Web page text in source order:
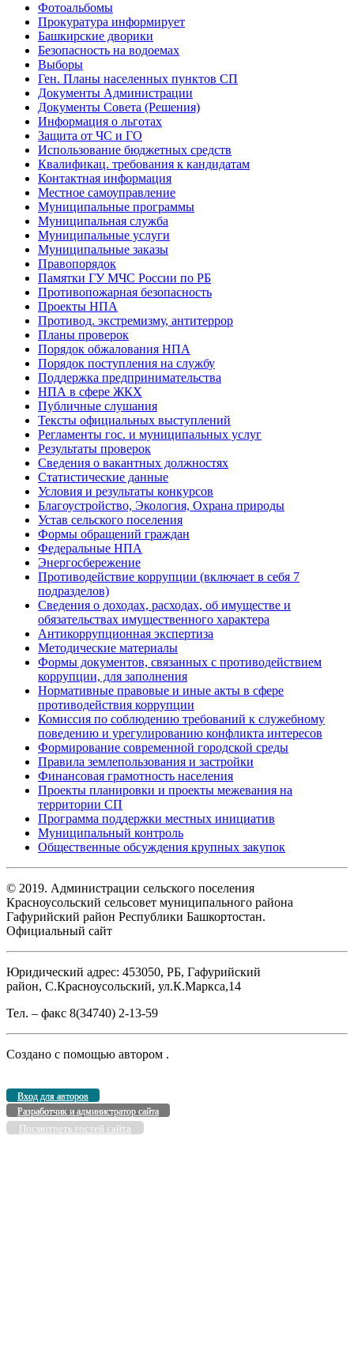
Фотоальбомы
Прокуратура информирует
Башкирские дворики
Безопасность на водоемах
Выборы
Ген. Планы населенных пунктов СП
Документы Администрации
Документы Совета (Решения)
Информация о льготах
Защита от ЧС и ГО
Использование бюджетных средств
Квалификац. требования к кандидатам
Контактная информация
Местное самоуправление
Муниципальные программы
Муниципальная служба
Муниципальные услуги
Муниципальные заказы
Правопорядок
Памятки ГУ МЧС России по РБ
Противопожарная безопасность
Проекты НПА
Противод. экстремизму, антитеррор
Планы проверок
Порядок обжалования НПА
Порядок поступления на службу
Поддержка предпринимательства
НПА в сфере ЖКХ
Публичные слушания
Тексты официальных выступлений
Регламенты гос. и муниципальных услуг
Результаты проверок
Сведения о вакантных должностях
Статистические данные
Условия и результаты конкурсов
Благоустройство, Экология, Охрана природы
Устав сельского поселения
Формы обращений граждан
Федеральные НПА
Энергосбережение
Противодействие коррупции (включает в себя 7
подразделов)
Сведения о доходах, расходах, об имуществе и
обязательствах имущественного характера
Антикоррупционная экспертиза
Методические материалы
Формы документов, связанных с противодействием
коррупции, для заполнения
Нормативные правовые и иные акты в сфере
противодействия коррупции
Комиссия по соблюдению требований к служебному
поведению и урегулированию конфликта интересов
Формирование современной городской среды
Правила землепользования и застройки
Финансовая грамотность населения
Проекты планировки и проекты межевания на
территории СП
Программа поддержки местных инициатив
Муниципальный контроль
Общественные обсуждения крупных закупок
© 2019. Администрации сельского поселения
Красноусольский сельсовет муниципального района
Гафурийский район Республики Башкортостан.
Официальный сайт
Юридический адрес: 453050, РБ, Гафурийский
район, С.Красноусольский, ул.К.Маркса,14
Тел. – факс 8(34740) 2-13-59
Создано с помощью автором .
Вход для авторов
Разработчик и администратор сайта
Посмотреть гостей сайта